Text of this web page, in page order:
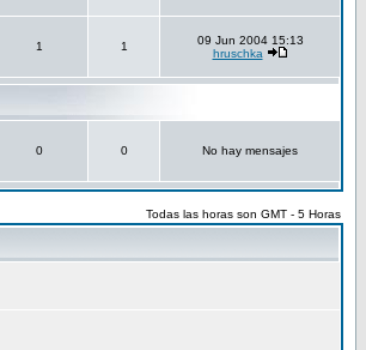
1 1
09 Jun 2004 15:13
hruschka
0 0 No hay mensajes
Todas las horas son GMT - 5 Horas